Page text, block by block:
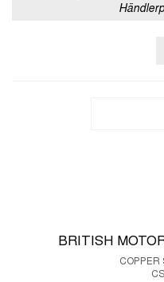
BRITISH
COPPER